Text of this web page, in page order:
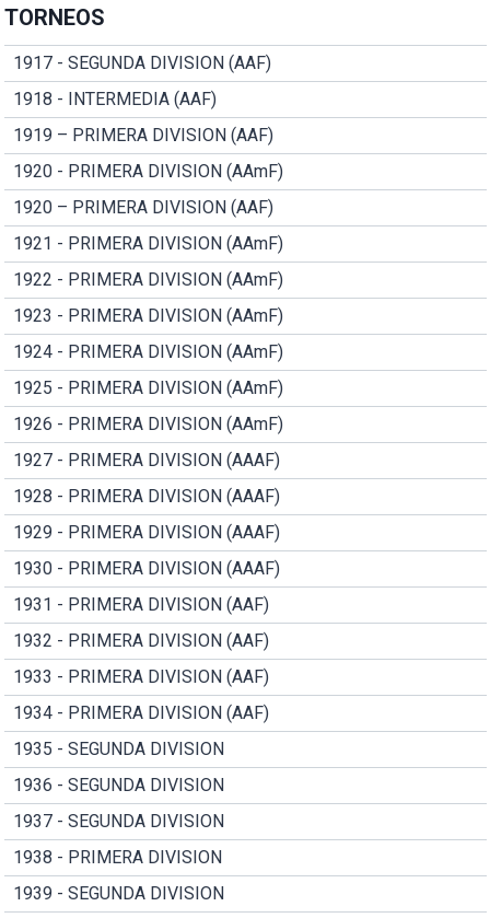
TORNEOS
1917 - SEGUNDA DIVISION (AAF)
1918 - INTERMEDIA (AAF)
1919 – PRIMERA DIVISION (AAF)
1920 - PRIMERA DIVISION (AAmF)
1920 – PRIMERA DIVISION (AAF)
1921 - PRIMERA DIVISION (AAmF)
1922 - PRIMERA DIVISION (AAmF)
1923 - PRIMERA DIVISION (AAmF)
1924 - PRIMERA DIVISION (AAmF)
1925 - PRIMERA DIVISION (AAmF)
1926 - PRIMERA DIVISION (AAmF)
1927 - PRIMERA DIVISION (AAAF)
1928 - PRIMERA DIVISION (AAAF)
1929 - PRIMERA DIVISION (AAAF)
1930 - PRIMERA DIVISION (AAAF)
1931 - PRIMERA DIVISION (AAF)
1932 - PRIMERA DIVISION (AAF)
1933 - PRIMERA DIVISION (AAF)
1934 - PRIMERA DIVISION (AAF)
1935 - SEGUNDA DIVISION
1936 - SEGUNDA DIVISION
1937 - SEGUNDA DIVISION
1938 - PRIMERA DIVISION
1939 - SEGUNDA DIVISION